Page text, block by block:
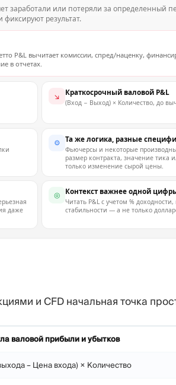
заработали или потеряли за определенный
результат.
P&L вычитает комиссии, спред/наценку,
в отчетах.
↘ Краткосрочный валовой P&L
(Вход − Выход) × Количество, до
⚙ Та же логика, разные
Фьючерсы и некоторые
размер контракта, значение
только изменение сырой цены.
даже
◎ Контекст важнее одной
Читать P&L с учетом %
стабильности — а не только
и CFD начальная точка
валовой прибыли и убытков
– Цена входа) × Количество